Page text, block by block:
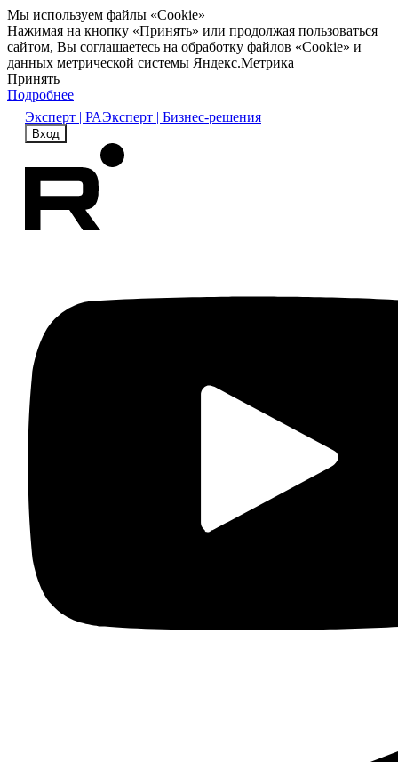
Мы используем файлы «Cookie»
Нажимая на кнопку «Принять» или продолжая пользоваться
сайтом, Вы соглашаетесь на обработку файлов «Cookie» и
данных метрической системы Яндекс.Метрика
Принять
Подробнее
Эксперт | РАЭксперт | Бизнес-решения
Вход